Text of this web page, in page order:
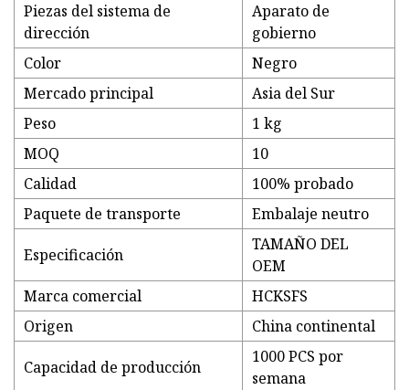
Piezas del sistema de
dirección
Aparato de
gobierno
Color
Negro
Mercado principal
Asia del Sur
Peso
1 kg
MOQ
10
Calidad
100% probado
Paquete de transporte
Embalaje neutro
Especificación
TAMAÑO DEL
OEM
Marca comercial
HCKSFS
Origen
China continental
Capacidad de producción
1000 PCS por
semana